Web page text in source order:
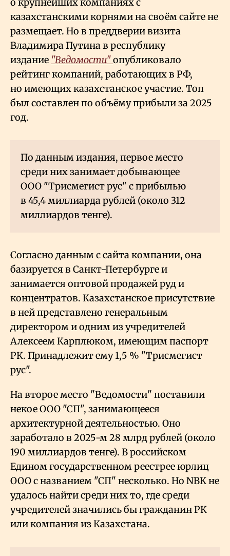
казахстанскими корнями на своём сайте не
размещает. Но в преддверии визита
Владимира Путина в республику
издание "Ведомости"опубликовало
рейтинг компаний, работающих в РФ,
но имеющих казахстанское участие. Топ
был составлен по объёму прибыли за 2025
год.
По данным издания, первое место
среди них занимает добывающее
ООО "Трисмегист рус" с прибылью
в 45,4 миллиарда рублей (около 312
миллиардов тенге).
Согласно данным с сайта компании, она
базируется в Санкт-Петербурге и
занимается оптовой продажей руд и
концентратов. Казахстанское присутствие
в ней представлено генеральным
директором и одним из учредителей
Алексеем Карплюком, имеющим паспорт
РК. Принадлежит ему 1,5 % "Трисмегист
рус".
На второе место "Ведомости" поставили
некое ООО "СП", занимающееся
архитектурной деятельностью. Оно
заработало в 2025-м 28 млрд рублей (около
190 миллиардов тенге). В российском
Едином государственном реестрее юрлиц
ООО с названием "СП" несколько. Но NBK не
удалось найти среди них то, где среди
учредителей значились бы гражданин РК
или компания из Казахстана.